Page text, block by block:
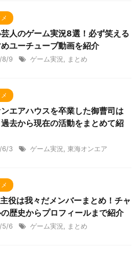
人のゲーム実況8選！必ず笑える
ユーチューブ動画を紹介
8/9 ゲーム実況 まとめ
エアハウスを卒業した御曹司は
去から現在の活動をまとめて紹
6/3 ゲーム実況 東海オンエア
役は我々だメンバーまとめ！チャ
歴史からプロフィールまで紹介
5/6 ゲーム実況 まとめ